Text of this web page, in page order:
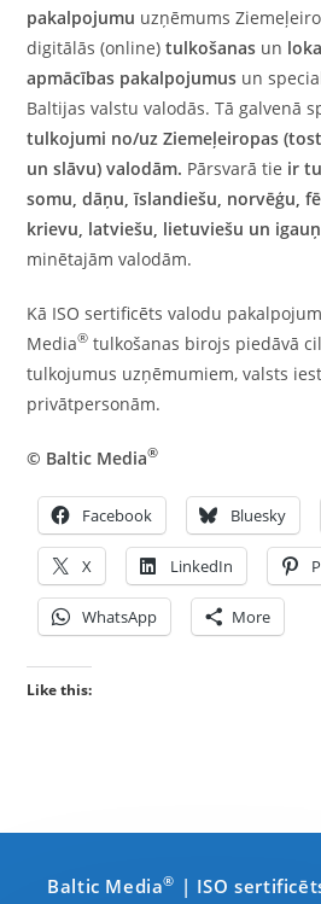
pakalpojumu uzņēmums
digitālās (online)tulkošanas un
apmācības pakalpojumus un
Baltijas valstu valodās. Tā galvenā
tulkojumi no/uzZiemeļeiropas
un slāvu) valodām. Pārsvarā tie ir
somu, dāņu ,īslandiešu norvēģu ,
krievu, latviešu lietuviešu un
minētajām valodām.
Kā ISO sertificēts valodu
Media® tulkošanas birojs piedāvā
tulkojumus uzņēmumiem, valsts
privātpersonām.
© Baltic Media®
Facebook Bluesky
X LinkedIn
WhatsApp More
Like this:
Baltic Media® | ISO